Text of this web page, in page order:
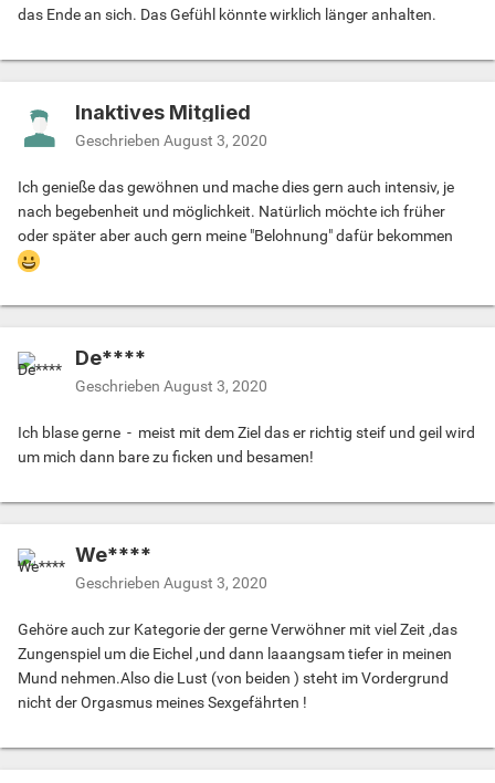
das Ende an sich. Das Gefühl könnte wirklich länger anhalten.
Inaktives Mitglied
Geschrieben August 3, 2020
Ich genieße das gewöhnen und mache dies gern auch intensiv, je
nach begebenheit und möglichkeit. Natürlich möchte ich früher
oder später aber auch gern meine "Belohnung" dafür bekommen
De****
Geschrieben August 3, 2020
Ich blase gerne - meist mit dem Ziel das er richtig steif und geil wird
um mich dann bare zu ficken und besamen!
We****
Geschrieben August 3, 2020
Gehöre auch zur Kategorie der gerne Verwöhner mit viel Zeit ,das
Zungenspiel um die Eichel ,und dann laaangsam tiefer in meinen
Mund nehmen.Also die Lust (von beiden ) steht im Vordergrund
nicht der Orgasmus meines Sexgefährten !